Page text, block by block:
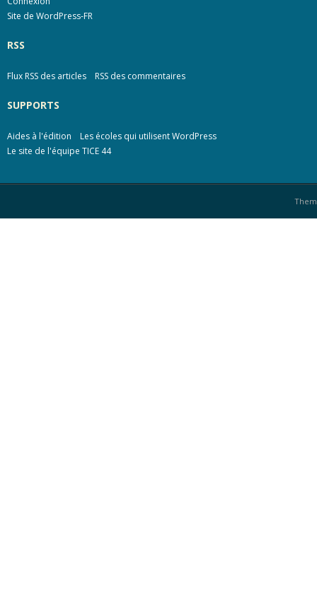
Site de WordPress-FR
RSS
Flux RSS des articles RSS des commentaires
SUPPORTS
Aides à l'édition
Les écoles qui utilisent WordPress
Le site de l'équipe TICE 44